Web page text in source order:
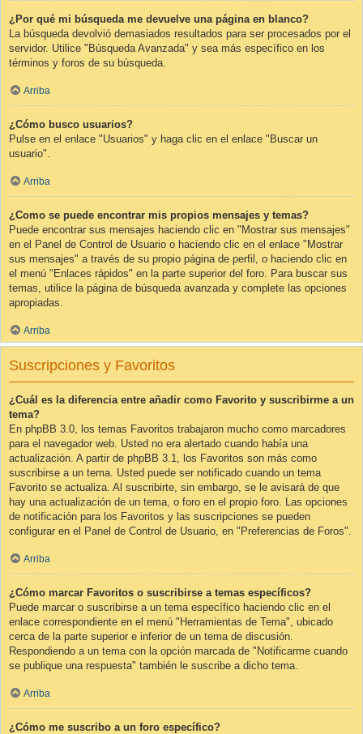
¿Por qué mi búsqueda me devuelve una página en blanco?
La búsqueda devolvió demasiados resultados para ser procesados por el
servidor. Utilice "Búsqueda Avanzada" y sea más específico en los
términos y foros de su búsqueda.
Arriba
¿Cómo busco usuarios?
Pulse en el enlace "Usuarios" y haga clic en el enlace "Buscar un
usuario".
Arriba
¿Como se puede encontrar mis propios mensajes y temas?
Puede encontrar sus mensajes haciendo clic en "Mostrar sus mensajes"
en el Panel de Control de Usuario o haciendo clic en el enlace "Mostrar
sus mensajes" a través de su propio página de perfil, o haciendo clic en
el menú "Enlaces rápidos" en la parte superior del foro. Para buscar sus
temas, utilice la página de búsqueda avanzada y complete las opciones
apropiadas.
Arriba
Suscripciones y Favoritos
¿Cuál es la diferencia entre añadir como Favorito y suscribirme a un
tema?
En phpBB 3.0, los temas Favoritos trabajaron mucho como marcadores
para el navegador web. Usted no era alertado cuando había una
actualización. A partir de phpBB 3.1, los Favoritos son más como
suscribirse a un tema. Usted puede ser notificado cuando un tema
Favorito se actualiza. Al suscribirte, sin embargo, se le avisará de que
hay una actualización de un tema, o foro en el propio foro. Las opciones
de notificación para los Favoritos y las suscripciones se pueden
configurar en el Panel de Control de Usuario, en "Preferencias de Foros".
Arriba
¿Cómo marcar Favoritos o suscribirse a temas específicos?
Puede marcar o suscribirse a un tema específico haciendo clic en el
enlace correspondiente en el menú "Herramientas de Tema", ubicado
cerca de la parte superior e inferior de un tema de discusión.
Respondiendo a un tema con la opción marcada de "Notificarme cuando
se publique una respuesta" también le suscribe a dicho tema.
Arriba
¿Cómo me suscribo a un foro específico?